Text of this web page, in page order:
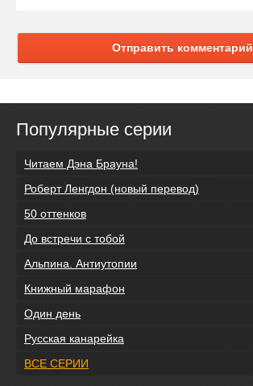
Отправить комментарий
Популярные серии
Читаем Дэна Брауна!
Роберт Ленгдон (новый перевод)
50 оттенков
До встречи с тобой
Альпина. Антиутопии
Книжный марафон
Один день
Русская канарейка
ВСЕ СЕРИИ